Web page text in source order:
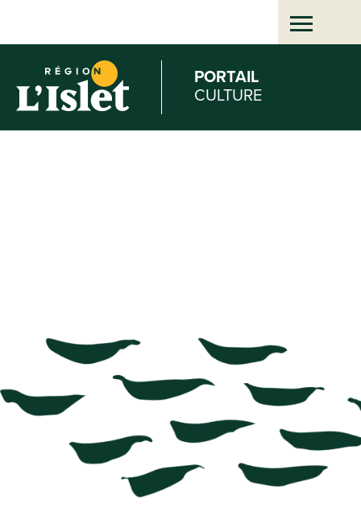
contenu
PORTAIL
CULTURE